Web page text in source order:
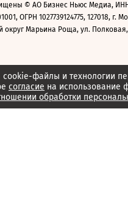
файлы и технологии
согласие на использование
обработки
© АО Бизнес Ньюс Медиа,
ОГРН 1027739124775, 127018, г.
Марьина Роща, ул. Полковая,